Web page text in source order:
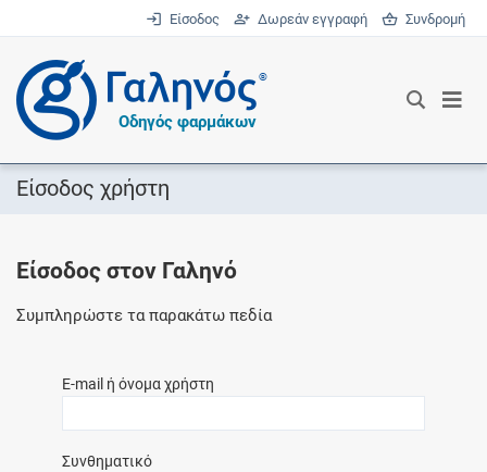
Είσοδος Δωρεάν εγγραφή Συνδρομή
®
Οδηγός φαρμάκων
Είσοδος χρήστη
Είσοδος στον Γαληνό
Συμπληρώστε τα παρακάτω πεδία
E-mail ή όνομα χρήστη
Συνθηματικό